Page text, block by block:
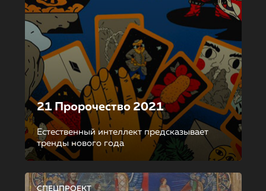
21 Пророчество 2021
Естественный интеллект предсказывает
тренды нового года
СПЕЦПРОЕКТ